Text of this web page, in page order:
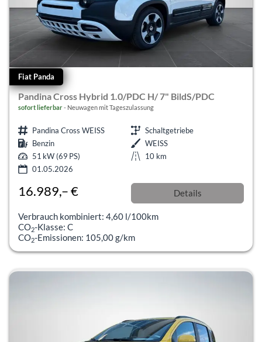
Fiat Panda
Pandina Cross Hybrid 1.0/PDC H/ 7" BildS/PDC
sofort lieferbar Neuwagen mit Tageszulassung
Pandina Cross WEISS
Schaltgetriebe
Benzin
WEISS
51 kW (69 PS)
10 km
01.05.2026
16.989,– € Details
Verbrauch kombiniert: 4,60 l/100km
CO2-Klasse: C
CO2-Emissionen: 105,00 g/km